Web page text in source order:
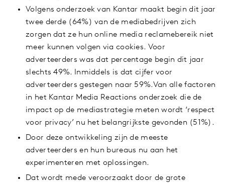
Volgens onderzoek van Kantar maakt begin dit jaar
twee derde (64%) van de mediabedrijven zich
zorgen dat ze hun online media reclamebereik niet
meer kunnen volgen via cookies. Voor
adverteerders was dat percentage begin dit jaar
slechts 49%. Inmiddels is dat cijfer voor
adverteerders gestegen naar 59%.Van alle factoren
in het Kantar Media Reactions onderzoek die de
impact op de mediastrategie meten wordt ‘respect
voor privacy’ nu het belangrijkste gevonden (51%).
Door deze ontwikkeling zijn de meeste
adverteerders en hun bureaus nu aan het
experimenteren met oplossingen.
Dat wordt mede veroorzaakt door de grote